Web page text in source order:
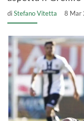
diStefano Vitetta 8 Mar